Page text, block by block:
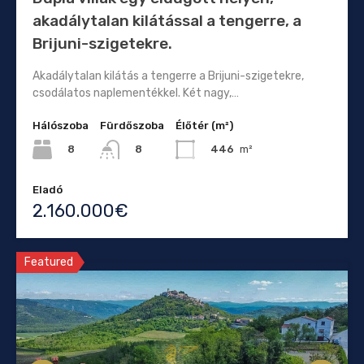
akadálytalan kilátással a tengerre, a
Brijuni-szigetekre.
Akadálytalan kilátás a tengerre a Brijuni-szigetekre,
csodálatos naplementékkel. Két nagy,…
Hálószoba
8
Fürdőszoba
8
Élőtér (m²)
446 m²
Eladó
2.160.000€
Featured